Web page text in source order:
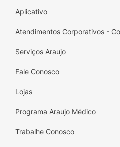
Aplicativo
Atendimentos Corporativos -
Serviços Araujo
Fale Conosco
Lojas
Programa Araujo Médico
Trabalhe Conosco